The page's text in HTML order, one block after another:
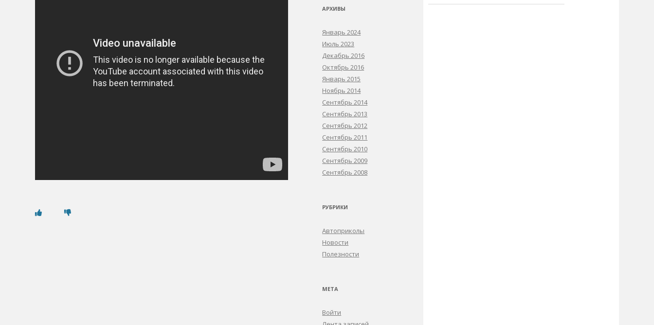
АРХИВЫ
Январь 2024
Июль 2023
Декабрь 2016
Октябрь 2016
Январь 2015
Ноябрь 2014
Сентябрь 2014
Сентябрь 2013
Сентябрь 2012
Сентябрь 2011
Сентябрь 2010
Сентябрь 2009
Сентябрь 2008
РУБРИКИ
Автоприколы
Новости
Полезности
МЕТА
Войти